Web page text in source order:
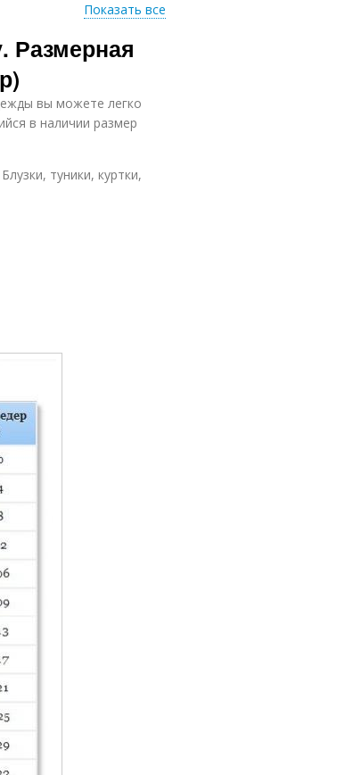
женщин
Одежды для
женщин
Показать все
Размерная
вы можете легко
в наличии размер
туники, куртки,